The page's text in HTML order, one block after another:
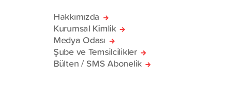
Hakkımızda
Kurumsal Kimlik
Medya Odası
Şube ve Temsilcilikler
Bülten / SMS Abonelik